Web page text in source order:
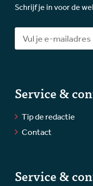
Schrijf je in voor de
Service &
Tip de redactie
Contact
Service &